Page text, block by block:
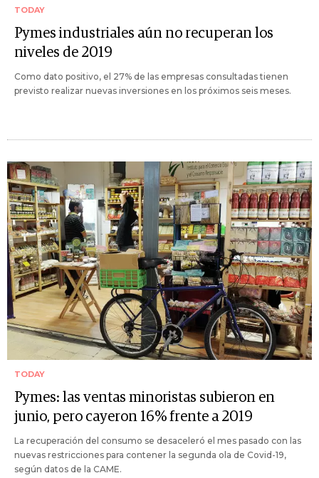
TODAY
Pymes industriales aún no recuperan los
niveles de 2019
Como dato positivo, el 27% de las empresas consultadas tienen
previsto realizar nuevas inversiones en los próximos seis meses.
TODAY
Pymes: las ventas minoristas subieron en
junio, pero cayeron 16% frente a 2019
La recuperación del consumo se desaceleró el mes pasado con las
nuevas restricciones para contener la segunda ola de Covid-19,
según datos de la CAME.